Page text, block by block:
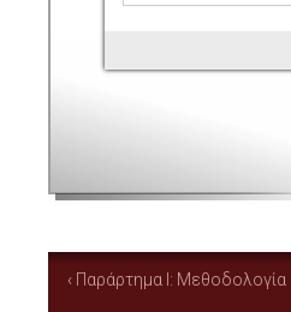
‹ Παράρτημα Ι: Μεθοδολογία